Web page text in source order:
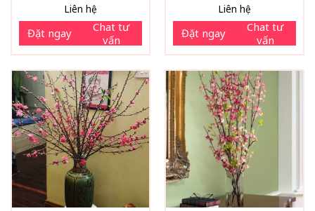
Liên hệ
Đặt ngay
Chat tư
vấn
Liên hệ
Đặt ngay
Chat tư
vấn